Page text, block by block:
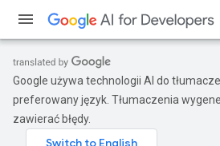
Google używa technologii AI do
preferowany język. Tłumaczenia
zawierać błędy.